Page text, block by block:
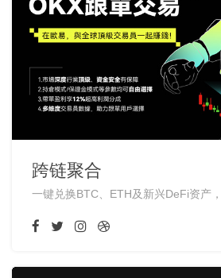
跨链聚合
一键兑换BTC、ETH及新兴DeFi资产